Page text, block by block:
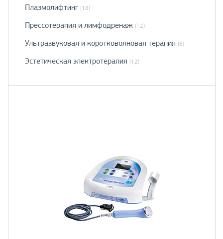
Плазмолифтинг (18)
Прессотерапия и лимфодренаж (12)
Ультразвуковая и коротковолновая терапия (6)
Эстетическая электротерапия (12)